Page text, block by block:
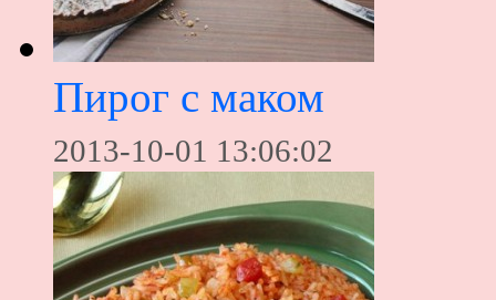
Пирог с маком
2013-10-01 13:06:02